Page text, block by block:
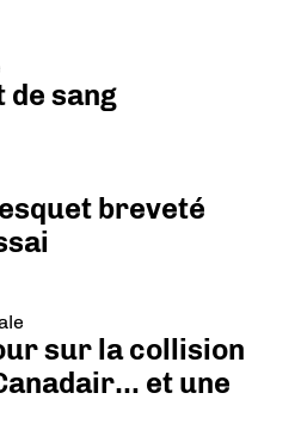
de sang
breveté
sur la collision
et une